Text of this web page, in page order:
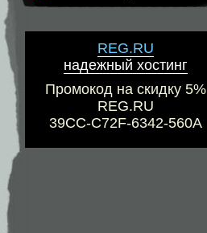
REG.RU
надежный хостинг
Промокод на скидку 5%
REG.RU
39CC-C72F-6342-560A